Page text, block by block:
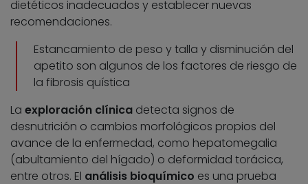
dietéticos inadecuados y establecer nuevas
recomendaciones.
Estancamiento de peso y talla y disminución del
apetito son algunos de los factores de riesgo de
la fibrosis quística
La exploración clínica detecta signos de
desnutrición o cambios morfológicos propios del
avance de la enfermedad, como hepatomegalia
(abultamiento del hígado) o deformidad torácica,
entre otros. El análisis bioquímico es una prueba